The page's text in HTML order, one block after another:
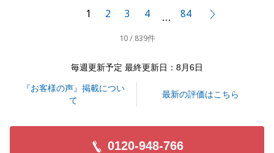
軽にご連絡頂ければと思います。
引き続き、どうぞよろしくお願いいたします。
1 2 3 4 … 84
10 / 839件
毎週更新予定 最終更新日：8月6日
『お客様の声』掲載につい
て
最新の評価はこちら
0120-948-766